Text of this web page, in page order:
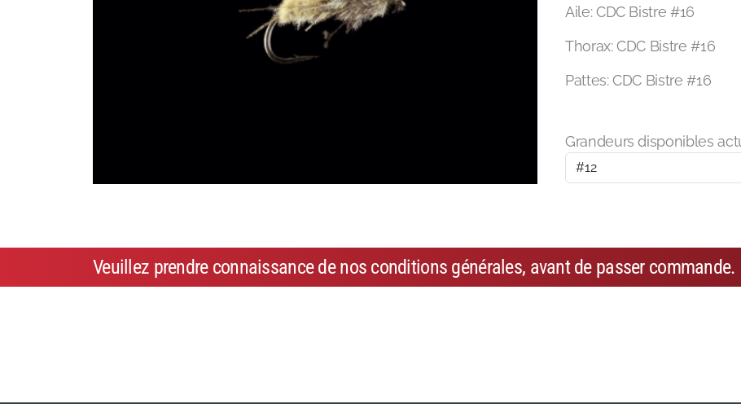
Aile: CDC Bistre #16
Thorax: CDC Bistre #16
Pattes: CDC Bistre #16
Grandeurs disponibles
Veuillez prendre connaissance de nos conditions générales, avant de passer commande.